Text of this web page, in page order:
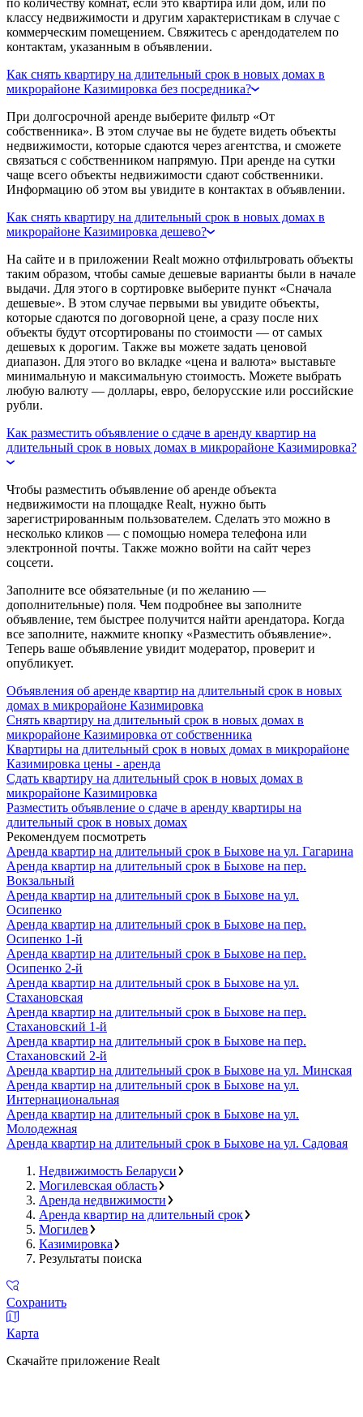
по количеству комнат, если это квартира или дом, или по
классу недвижимости и другим характеристикам в случае с
коммерческим помещением. Свяжитесь с арендодателем по
контактам, указанным в объявлении.
Как снять квартиру на длительный срок в новых домах в
микрорайоне Казимировка без посредника?
При долгосрочной аренде выберите фильтр «От
собственника». В этом случае вы не будете видеть объекты
недвижимости, которые сдаются через агентства, и сможете
связаться с собственником напрямую. При аренде на сутки
чаще всего объекты недвижимости сдают собственники.
Информацию об этом вы увидите в контактах в объявлении.
Как снять квартиру на длительный срок в новых домах в
микрорайоне Казимировка дешево?
На сайте и в приложении Realt можно отфильтровать объекты
таким образом, чтобы самые дешевые варианты были в начале
выдачи. Для этого в сортировке выберите пункт «Сначала
дешевые». В этом случае первыми вы увидите объекты,
которые сдаются по договорной цене, а сразу после них
объекты будут отсортированы по стоимости — от самых
дешевых к дорогим. Также вы можете задать ценовой
диапазон. Для этого во вкладке «цена и валюта» выставьте
минимальную и максимальную стоимость. Можете выбрать
любую валюту — доллары, евро, белорусские или российские
рубли.
Как разместить объявление о сдаче в аренду квартир на
длительный срок в новых домах в микрорайоне Казимировка?
Чтобы разместить объявление об аренде объекта
недвижимости на площадке Realt, нужно быть
зарегистрированным пользователем. Сделать это можно в
несколько кликов — с помощью номера телефона или
электронной почты. Также можно войти на сайт через
соцсети.
Заполните все обязательные (и по желанию —
дополнительные) поля. Чем подробнее вы заполните
объявление, тем быстрее получится найти арендатора. Когда
все заполните, нажмите кнопку «Разместить объявление».
Теперь ваше объявление увидит модератор, проверит и
опубликует.
Объявления об аренде квартир на длительный срок в новых
домах в микрорайоне Казимировка
Снять квартиру на длительный срок в новых домах в
микрорайоне Казимировка от собственника
Квартиры на длительный срок в новых домах в микрорайоне
Казимировка цены - аренда
Сдать квартиру на длительный срок в новых домах в
микрорайоне Казимировка
Разместить объявление о сдаче в аренду квартиры на
длительный срок в новых домах
Рекомендуем посмотреть
Аренда квартир на длительный срок в Быхове на ул. Гагарина
Аренда квартир на длительный срок в Быхове на пер.
Вокзальный
Аренда квартир на длительный срок в Быхове на ул.
Осипенко
Аренда квартир на длительный срок в Быхове на пер.
Осипенко 1-й
Аренда квартир на длительный срок в Быхове на пер.
Осипенко 2-й
Аренда квартир на длительный срок в Быхове на ул.
Стахановская
Аренда квартир на длительный срок в Быхове на пер.
Стахановский 1-й
Аренда квартир на длительный срок в Быхове на пер.
Стахановский 2-й
Аренда квартир на длительный срок в Быхове на ул. Минская
Аренда квартир на длительный срок в Быхове на ул.
Интернациональная
Аренда квартир на длительный срок в Быхове на ул.
Молодежная
Аренда квартир на длительный срок в Быхове на ул. Садовая
Недвижимость Беларуси
Могилевская область
Аренда недвижимости
Аренда квартир на длительный срок
Могилев
Казимировка
Результаты поиска
Сохранить
Карта
Скачайте приложение Realt